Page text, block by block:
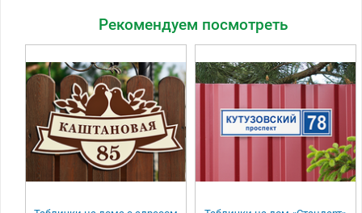
Рекомендуем посмотреть